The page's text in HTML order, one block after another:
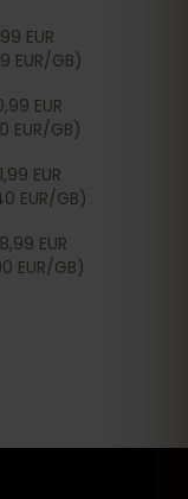
EUR
EUR/GB)
EUR
EUR/GB)
EUR
EUR/GB)
EUR
EUR/GB)